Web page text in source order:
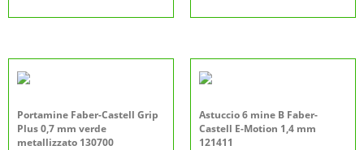
Portamine Faber-Castell Grip
Plus 0,7 mm verde
metallizzato 130700
Astuccio 6 mine B Faber-
Castell E-Motion 1,4 mm
121411